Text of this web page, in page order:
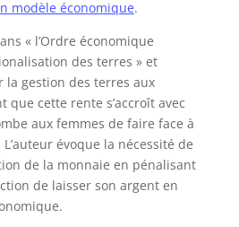
modèle économique.
« l’Ordre économique
des terres » et
la gestion des terres aux
que cette rente s’accroît avec
aux femmes de faire face à
évoque la nécessité de
de la monnaie en pénalisant
de laisser son argent en